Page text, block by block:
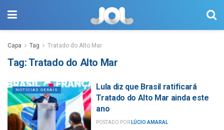
Capa Tag Tratado do Alto Mar
Tag:Tratado do Alto Mar
NOTÍCIAS GERAIS
Lula diz que Brasil ratificará
Tratado do Alto Mar ainda este
ano
POSTADO POR LÚCIO AMARAL